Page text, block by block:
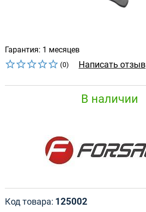
Гарантия: 1 месяцев
(0) Написать отзыв
В наличии
Код товара: 125002